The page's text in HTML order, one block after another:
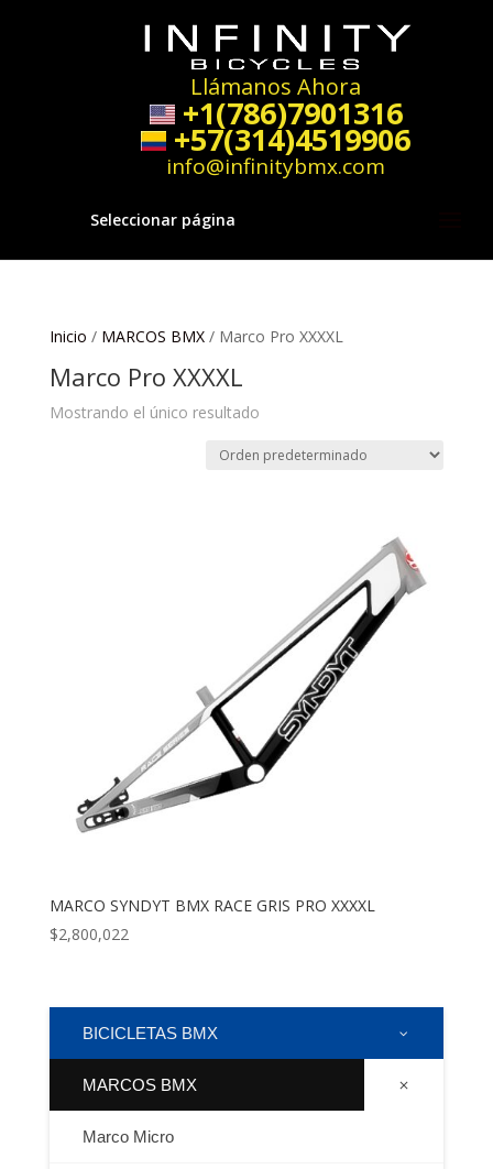
Llámanos Ahora
+1(786)7901316
+57(314)4519906
info@infinitybmx.com
Seleccionar página
Inicio / MARCOS BMX/ Marco Pro XXXXL
Marco Pro XXXXL
Mostrando el único resultado
MARCO SYNDYT BMX RACE GRIS PRO XXXXL
$2,800,022
BICICLETAS BMX
MARCOS BMX
Marco Micro